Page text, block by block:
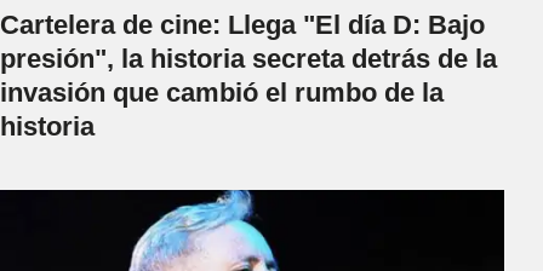
Cartelera de cine: Llega "El día D: Bajo
presión", la historia secreta detrás de la
invasión que cambió el rumbo de la
historia